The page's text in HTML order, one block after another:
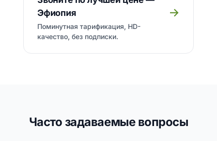
Эфиопия
Поминутная тарификация, HD-
качество, без подписки.
→
Часто задаваемые вопросы